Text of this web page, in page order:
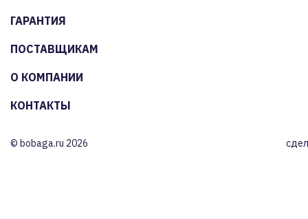
ГАРАНТИЯ
ПОСТАВЩИКАМ
О КОМПАНИИ
КОНТАКТЫ
© bobaga.ru 2026